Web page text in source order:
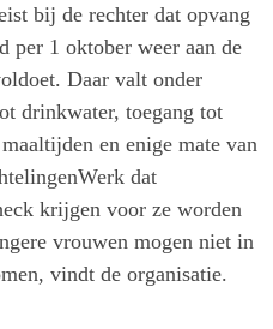
bij de rechter dat opvang
per 1 oktober weer aan de
Daar valt onder
drinkwater, toegang tot
en enige mate van
dat
krijgen voor ze worden
vrouwen mogen niet in
vindt de organisatie.